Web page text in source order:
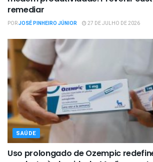
remediar
PORJOSÉ PINHEIRO JÚNIOR 27 DE JULHO DE 2026
SAÚDE
Uso prolongado de Ozempic